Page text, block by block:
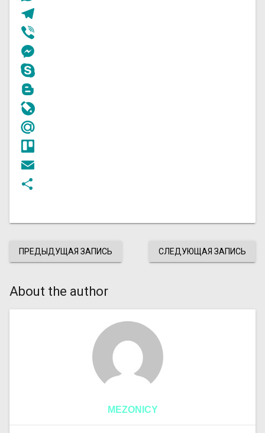
WhatsApp
Telegram
Viber
Messenger
Skype
Blogger
LiveJournal
Mail.Ru
Trello
Email
ПРЕДЫДУЩАЯ ЗАПИСЬ СЛЕДУЮЩАЯ ЗАПИСЬ
About the author
MEZONICY